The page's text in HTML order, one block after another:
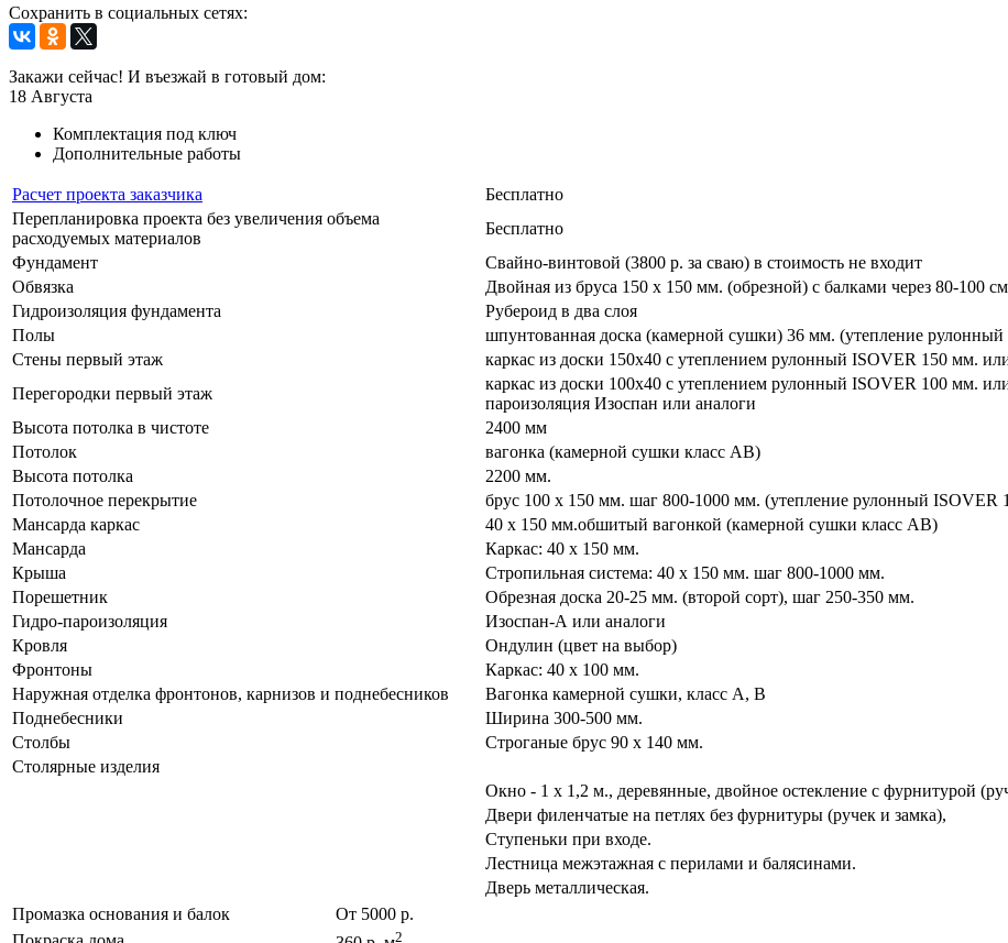
Сохранить в социальных сетях:
Закажи сейчас! И въезжай в готовый дом:
18 Августа
Комплектация под ключ
Дополнительные работы
Расчет проекта заказчика
Бесплатно
Перепланировка проекта без увеличения объема
расходуемых материалов
Бесплатно
Фундамент
Свайно-винтовой (3800 р. за сваю) в стоимость не входит
Обвязка
Двойная из бруса 150 х 150 мм. (обрезной) с балками через 80-100
Гидроизоляция фундамента
Рубероид в два слоя
Полы
шпунтованная доска (камерной сушки) 36 мм. (утепление
Стены первый этаж
каркас из доски 150х40 с утеплением рулонный ISOVER 150 мм.
Перегородки первый этаж
каркас из доски 100х40 с утеплением рулонный ISOVER 100 мм.
пароизоляция Изоспан или аналоги
Высота потолка в чистоте
2400 мм
Потолок
вагонка (камерной сушки класс АВ)
Высота потолка
2200 мм.
Потолочное перекрытие
брус 100 х 150 мм. шаг 800-1000 мм. (утепление рулонный ISOVER
Мансарда каркас
40 х 150 мм.обшитый вагонкой (камерной сушки класс АВ)
Мансарда
Каркас: 40 х 150 мм.
Крыша
Стропильная система: 40 х 150 мм. шаг 800-1000 мм.
Порешетник
Обрезная доска 20-25 мм. (второй сорт), шаг 250-350 мм.
Гидро-пароизоляция
Изоспан-А или аналоги
Кровля
Ондулин (цвет на выбор)
Фронтоны
Каркас: 40 х 100 мм.
Наружная отделка фронтонов, карнизов и поднебесников
Вагонка камерной сушки, класс А, В
Поднебесники
Ширина 300-500 мм.
Столбы
Строганые брус 90 х 140 мм.
Столярные изделия
Окно - 1 х 1,2 м., деревянные, двойное остекление с фурнитурой
Двери филенчатые на петлях без фурнитуры (ручек и замка),
Ступеньки при входе.
Лестница межэтажная с перилами и балясинами.
Дверь металлическая.
Промазка основания и балок
От 5000 р.
2